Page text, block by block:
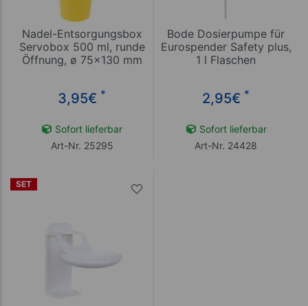
Nadel-Entsorgungsbox
Servobox 500 ml, runde
Öffnung, ø 75x130 mm
3,95€ *
Sofort lieferbar
Art-Nr. 25295
Bode Dosierpumpe für
Eurospender Safety plus,
1 l Flaschen
2,95€ *
Sofort lieferbar
Art-Nr. 24428
SET